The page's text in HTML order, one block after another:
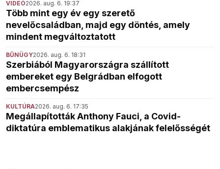
VIDEÓ2026. aug. 6. 19:37
Több mint egy év egy szerető
nevelőcsaládban, majd egy döntés, amely
mindent megváltoztatott
BŰNÜGY2026. aug. 6. 18:31
Szerbiából Magyarországra szállított
embereket egy Belgrádban elfogott
embercsempész
KULTÚRA2026. aug. 6. 17:35
Megállapították Anthony Fauci, a Covid-
diktatúra emblematikus alakjának felelősségét